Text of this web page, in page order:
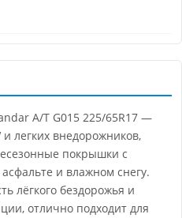
A/T G015 225/65R17 —
легких внедорожников,
покрышки с
и влажном снегу.
лёгкого бездорожья и
отлично подходит для